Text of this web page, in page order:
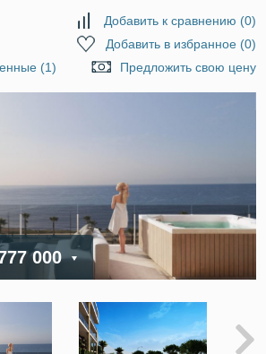
Добавить к сравнению (0)
Добавить в избранное(0)
(1)
Предложить свою цену
000